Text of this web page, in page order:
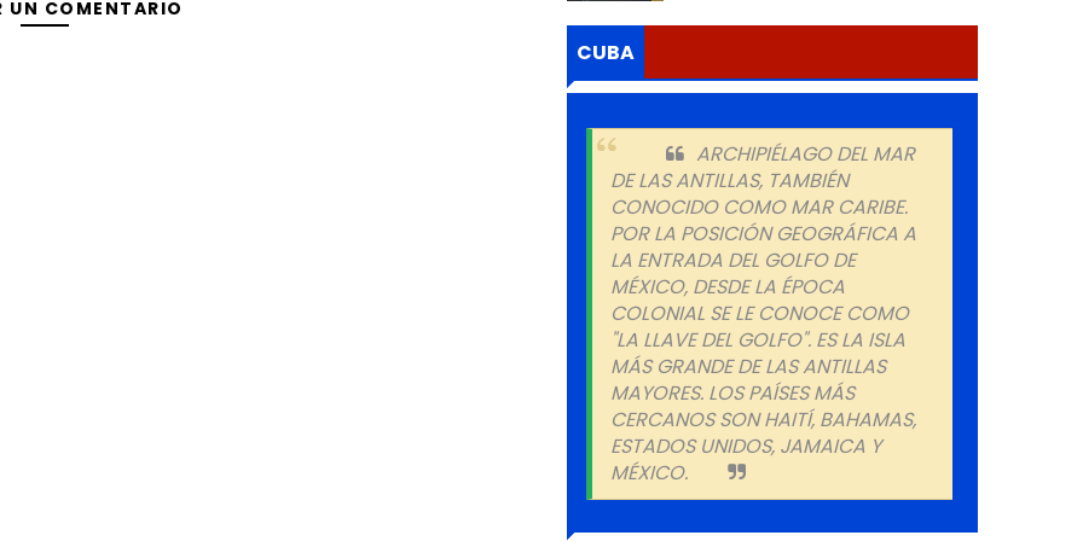
UN COMENTARIO
CUBA
ARCHIPIÉLAGO DEL MAR
DE LAS ANTILLAS, TAMBIÉN
CONOCIDO COMO MAR CARIBE.
POR LA POSICIÓN GEOGRÁFICA A
LA ENTRADA DEL GOLFO DE
MÉXICO, DESDE LA ÉPOCA
COLONIAL SE LE CONOCE COMO
"LA LLAVE DEL GOLFO". ES LA ISLA
MÁS GRANDE DE LAS ANTILLAS
MAYORES. LOS PAÍSES MÁS
CERCANOS SON HAITÍ, BAHAMAS,
ESTADOS UNIDOS, JAMAICA Y
MÉXICO.